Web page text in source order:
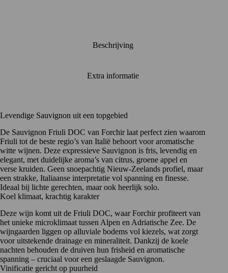
Beschrijving
Extra informatie
Levendige Sauvignon uit een topgebied
De Sauvignon Friuli DOC van Forchir laat perfect zien waarom
Friuli tot de beste regio’s van Italië behoort voor aromatische
witte wijnen. Deze expressieve Sauvignon is fris, levendig en
elegant, met duidelijke aroma’s van citrus, groene appel en
verse kruiden. Geen snoepachtig Nieuw-Zeelands profiel, maar
een strakke, Italiaanse interpretatie vol spanning en finesse.
Ideaal bij lichte gerechten, maar ook heerlijk solo.
Koel klimaat, krachtig karakter
Deze wijn komt uit de Friuli DOC, waar Forchir profiteert van
het unieke microklimaat tussen Alpen en Adriatische Zee. De
wijngaarden liggen op alluviale bodems vol kiezels, wat zorgt
voor uitstekende drainage en mineraliteit. Dankzij de koele
nachten behouden de druiven hun frisheid en aromatische
spanning – cruciaal voor een geslaagde Sauvignon.
Vinificatie gericht op puurheid